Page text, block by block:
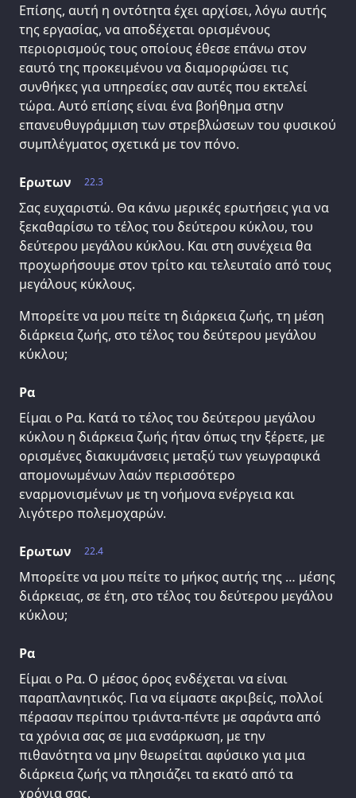
Επίσης, αυτή η οντότητα έχει αρχίσει, λόγω αυτής
της εργασίας, να αποδέχεται ορισμένους
περιορισμούς τους οποίους έθεσε επάνω στον
εαυτό της προκειμένου να διαμορφώσει τις
συνθήκες για υπηρεσίες σαν αυτές που εκτελεί
τώρα. Αυτό επίσης είναι ένα βοήθημα στην
επανευθυγράμμιση των στρεβλώσεων του φυσικού
συμπλέγματος σχετικά με τον πόνο.
22.3
Ερωτων
Σας ευχαριστώ. Θα κάνω μερικές ερωτήσεις για να
ξεκαθαρίσω το τέλος του δεύτερου κύκλου, του
δεύτερου μεγάλου κύκλου. Και στη συνέχεια θα
προχωρήσουμε στον τρίτο και τελευταίο από τους
μεγάλους κύκλους.
Μπορείτε να μου πείτε τη διάρκεια ζωής, τη μέση
διάρκεια ζωής, στο τέλος του δεύτερου μεγάλου
κύκλου;
Ρα
Είμαι ο Ρα. Κατά το τέλος του δεύτερου μεγάλου
κύκλου η διάρκεια ζωής ήταν όπως την ξέρετε, με
ορισμένες διακυμάνσεις μεταξύ των γεωγραφικά
απομονωμένων λαών περισσότερο
εναρμονισμένων με τη νοήμονα ενέργεια και
λιγότερο πολεμοχαρών.
22.4
Ερωτων
Μπορείτε να μου πείτε το μήκος αυτής της … μέσης
διάρκειας, σε έτη, στο τέλος του δεύτερου μεγάλου
κύκλου;
Ρα
Είμαι ο Ρα. Ο μέσος όρος ενδέχεται να είναι
παραπλανητικός. Για να είμαστε ακριβείς, πολλοί
πέρασαν περίπου τριάντα-πέντε με σαράντα από
τα χρόνια σας σε μια ενσάρκωση, με την
πιθανότητα να μην θεωρείται αφύσικο για μια
διάρκεια ζωής να πλησιάζει τα εκατό από τα
χρόνια σας.